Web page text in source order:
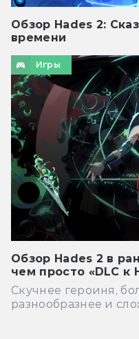
Обзор Hades 2:
времени
Игры
Обзор Hades 2 в
чем просто «DLC к
Скучнее героиня,
разнообразнее и